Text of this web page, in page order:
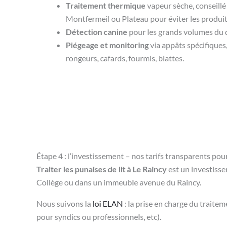
Traitement thermique vapeur sèche,
Montfermeil ou Plateau pour éviter les
Détection canine pour les grands volumes
Piégeage et monitoringvia appâts
rongeurs, cafards, fourmis, blattes.
Étape 4 : l’investissement – nos tarifs transparents
Traiter les punaises de lit à Le Raincyest un
Collège ou dans un immeuble avenue du Raincy.
Nous suivons la loi ELAN : la prise en charge du
pour syndics ou professionnels, etc).